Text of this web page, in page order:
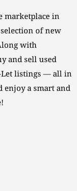
marketplace in
of new
with
and sell used
Let listings — all in
enjoy a smart and